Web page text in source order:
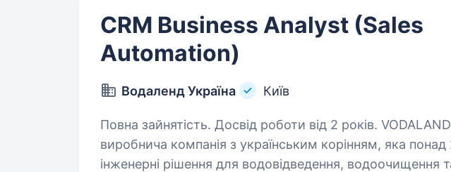
CRM Business Analyst (Sales
Automation)
Водаленд Україна Київ
Повна зайнятість. Досвід роботи від 2 років. VODALAND — міжнародна
виробнича компанія з українським корінням, яка
інженерні рішення для водовідведення, водоочищення